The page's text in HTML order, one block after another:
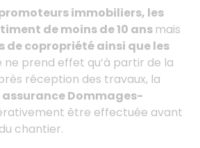
immobiliers, les
de moins de 10 ans mais
de copropriété ainsi que les
ne prend effet qu’à partir de la
réception des travaux, la
assurance Dommages-
être effectuée avant
chantier.